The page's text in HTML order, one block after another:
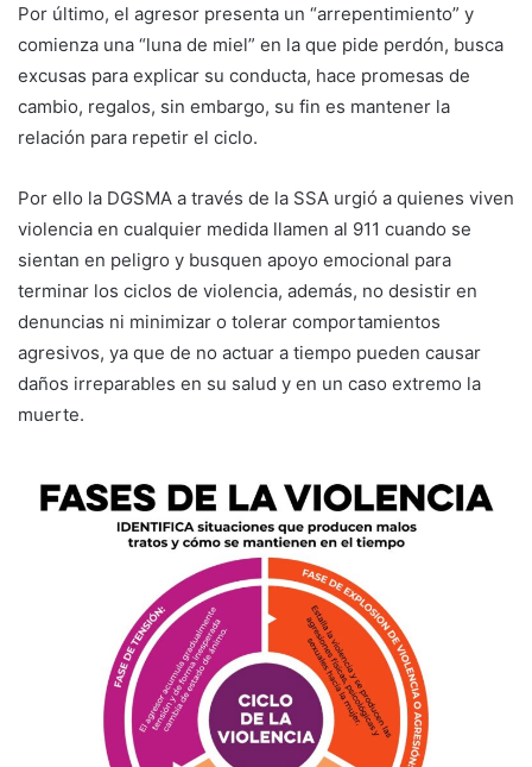
Por último, el agresor presenta un “arrepentimiento” y
comienza una “luna de miel” en la que pide perdón, busca
excusas para explicar su conducta, hace promesas de
cambio, regalos, sin embargo, su fin es mantener la
relación para repetir el ciclo.
Por ello la DGSMA a través de la SSA urgió a quienes viven
violencia en cualquier medida llamen al 911 cuando se
sientan en peligro y busquen apoyo emocional para
terminar los ciclos de violencia, además, no desistir en
denuncias ni minimizar o tolerar comportamientos
agresivos, ya que de no actuar a tiempo pueden causar
daños irreparables en su salud y en un caso extremo la
muerte.